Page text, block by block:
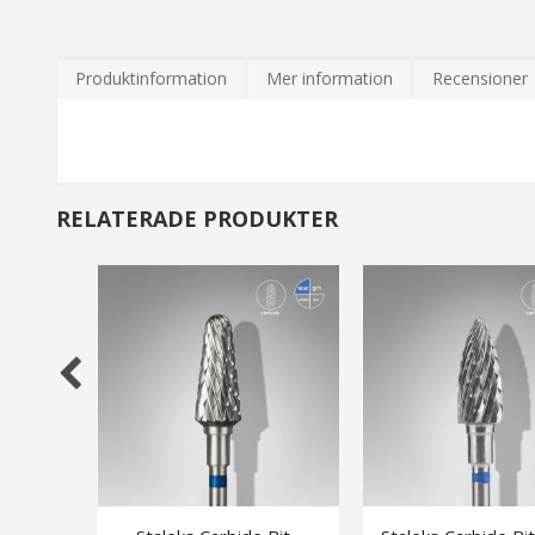
Produktinformation Mer information Recensioner
RELATERADE PRODUKTER